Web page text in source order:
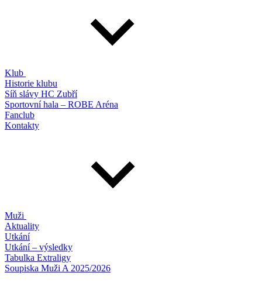
Klub
Historie klubu
Síň slávy HC Zubří
Sportovní hala – ROBE Aréna
Fanclub
Kontakty
Muži
Aktuality
Utkání
Utkání – výsledky
Tabulka Extraligy
Soupiska Muži A 2025/2026